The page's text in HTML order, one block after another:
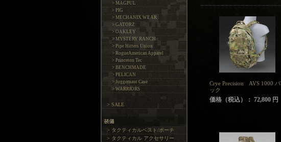
> MAGPUL
> PIG
> MECHANIX WEAR
> GATORZ
> OAKLEY
> MYSTERY RANCH
> Pipe Hitters Union
> RogueAmerican Apparel
> Princeton Tec
> BENCHMADE
> PELICAN
> Juggernaut Case
> WARRIORS
> SALE
> タクティカルベスト/ポーチ
> タクティカル アクセサリー
Crye Precision AVS 1000 パ
ック
価格（税込）： 72,800 円